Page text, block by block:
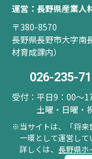
運営：長野県産業人
〒380-8570
長野県長野市大字南
材育成課内）
026-235-
受付： 平日9：00～
土曜・日曜・
当サイトは、「将
一環として運営して
詳しくは、 長野県ホ